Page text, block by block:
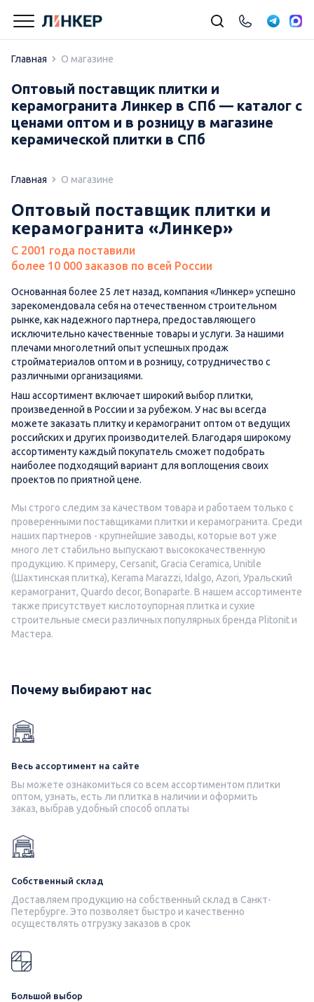
Главная О магазине
Оптовый поставщик плитки и
керамогранита Линкер в СПб — каталог с
ценами оптом и в розницу в магазине
керамической плитки в СПб
Главная О магазине
Оптовый поставщик плитки и
керамогранита «Линкер»
C 2001 года поставили
более 10 000 заказов по всей России
Основанная более 25 лет назад, компания «Линкер» успешно
зарекомендовала себя на отечественном строительном
рынке, как надежного партнера, предоставляющего
исключительно качественные товары и услуги. За нашими
плечами многолетний опыт успешных продаж
стройматериалов оптом и в розницу, сотрудничество с
различными организациями.
Наш ассортимент включает широкий выбор плитки,
произведенной в России и за рубежом. У нас вы всегда
можете заказать плитку и керамогранит оптом от ведущих
российских и других производителей. Благодаря широкому
ассортименту каждый покупатель сможет подобрать
наиболее подходящий вариант для воплощения своих
проектов по приятной цене.
Мы строго следим за качеством товара и работаем только с
проверенными поставщиками плитки и керамогранита. Среди
наших партнеров - крупнейшие заводы, которые вот уже
много лет стабильно выпускают высококачественную
продукцию. К примеру, Cersanit, Gracia Ceramica, Unitile
(Шахтинская плитка), Kerama Marazzi, Idalgo, Azori, Уральский
керамогранит, Quardo decor, Bonaparte. В нашем ассортименте
также присутствует кислотоупорная плитка и сухие
строительные смеси различных популярных бренда Plitonit и
Мастера.
Почему выбирают нас
Весь ассортимент на сайте
Вы можете ознакомиться со всем ассортиментом плитки
оптом, узнать, есть ли плитка в наличии и оформить
заказ, выбрав удобный способ оплаты
Собственный склад
Доставляем продукцию на собственный склад в Санкт-
Петербурге. Это позволяет быстро и качественно
осуществлять отгрузку заказов в срок
Большой выбор